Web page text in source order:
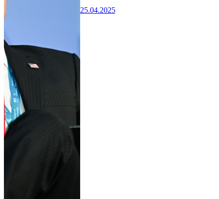
25.04.2025